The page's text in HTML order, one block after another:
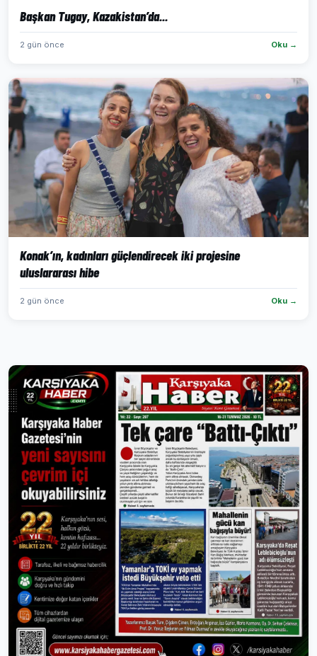
Başkan Tugay, Kazakistan’da...
2 gün önce Oku →
Konak’ın, kadınları güçlendirecek iki projesine
uluslararası hibe
2 gün önce Oku →